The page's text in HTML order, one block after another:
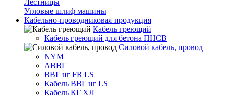
Лестницы
Угловые шлиф машины
Кабельно-проводниковая продукция
Кабель греющий
Кабель греющий для бетона ПНСВ
Силовой кабель, провод
NYM
АВВГ
ВВГ нг FR LS
Кабель ВВГ нг LS
Кабель КГ ХЛ